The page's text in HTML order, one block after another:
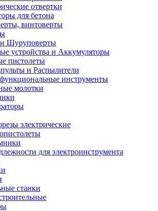
отвертки
для бетона
винтоверты
Шуруповерты
устройства и Аккумуляторы
пистолеты
и Распылители
инструменты
молотки
электрические
для электроинструмента
станки